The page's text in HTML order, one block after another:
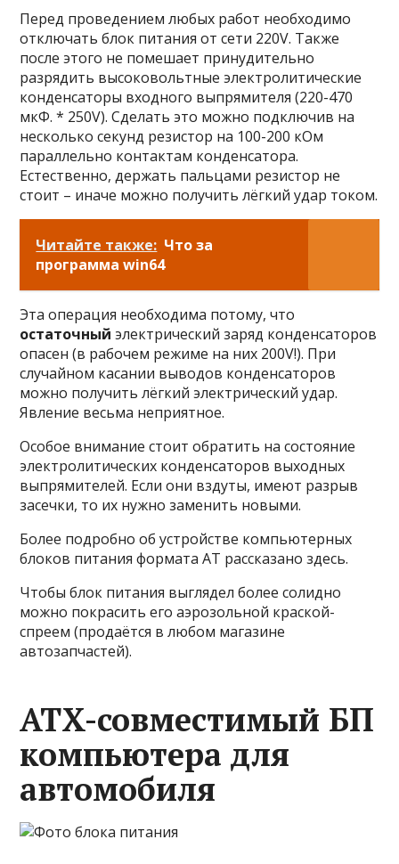
Перед проведением любых работ необходимо
отключать блок питания от сети 220V. Также
после этого не помешает принудительно
разрядить высоковольтные электролитические
конденсаторы входного выпрямителя (220-470
мкФ. * 250V). Сделать это можно подключив на
несколько секунд резистор на 100-200 кОм
параллельно контактам конденсатора.
Естественно, держать пальцами резистор не
стоит – иначе можно получить лёгкий удар током.
Читайте также: Что за
программа win64
Эта операция необходима потому, что
остаточный электрический заряд конденсаторов
опасен (в рабочем режиме на них 200V!). При
случайном касании выводов конденсаторов
можно получить лёгкий электрический удар.
Явление весьма неприятное.
Особое внимание стоит обратить на состояние
электролитических конденсаторов выходных
выпрямителей. Если они вздуты, имеют разрыв
засечки, то их нужно заменить новыми.
Более подробно об устройстве компьютерных
блоков питания формата AT рассказано здесь.
Чтобы блок питания выглядел более солидно
можно покрасить его аэрозольной краской-
спреем (продаётся в любом магазине
автозапчастей).
ATX-совместимый БП
компьютера для
автомобиля